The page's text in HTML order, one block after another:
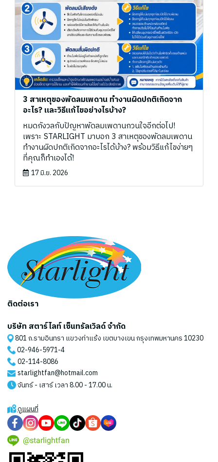
3 สาเหตุของพัดลมเพดาน ทำงานผิดปกติเกิดจาก
อะไร? และวิธีแก้ไขอย่างไรบ้าง?
หมดกังวลกับปัญหาพัดลมเพดานกวนใจอีกต่อไป!
เพราะ STARLIGHT มาบอก 3 สาเหตุของพัดลมเพดาน
ทำงานผิดปกติเกิดจากอะไรได้บ้าง? พร้อมวิธีแก้ไขง่ายๆ
ที่คุณก็ทำเองได้!
17 มิ.ย. 2026
ติดต่อเรา
บริษัท สตาร์ไลท์ เซ็นทรัลเวิลด์ จำกัด
801 ถ.รามอินทรา แขวงท่าแร้ง เขตบางเขน กรุงเทพมหานคร 10230
02-946-5971-4
02-114-8086
starlightfan@hotmail.com
จันทร์ - เสาร์ เวลา 8.00 - 17.00 น.
ดูแผนที่
@starlightfan